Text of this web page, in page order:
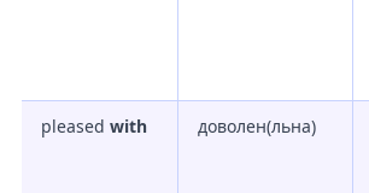
pleased with доволен(льна)